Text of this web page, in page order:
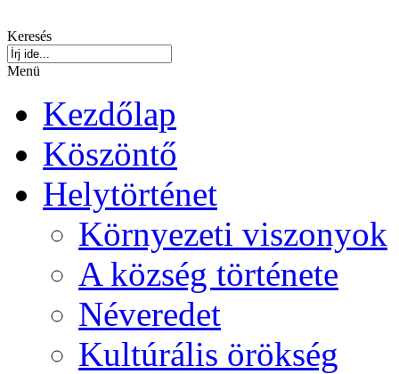
Keresés
Menü
Kezdőlap
Köszöntő
Helytörténet
Környezeti viszonyok
A község története
Néveredet
Kultúrális örökség